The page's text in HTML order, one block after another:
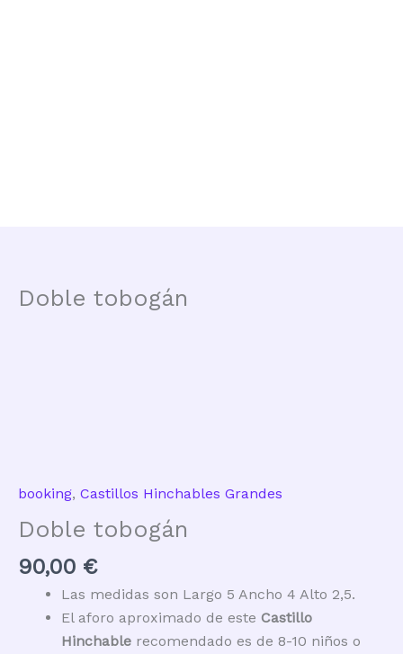
Doble tobogán
booking, Castillos Hinchables Grandes
Doble tobogán
90,00 €
precio
actual
Las medidas son Largo 5 Ancho 4 Alto 2,5.
El aforo aproximado de este Castillo
Hinchable recomendado es de 8-10 niños o